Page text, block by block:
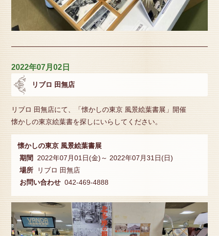
2022年07月02日
リブロ 田無店
リブロ 田無店にて、「懐かしの東京 風景絵葉書展」開催
懐かしの東京絵葉書を探しにいらしてください。
懐かしの東京 風景絵葉書展
期間
2022年07月01日(金)～ 2022年07月31日(日)
場所
リブロ 田無店
お問い合わせ 042-469-4888